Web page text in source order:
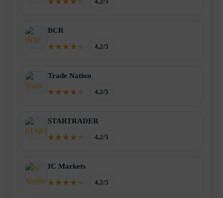
BCR
4,2/5
Trade Nation
4,2/5
STARTRADER
4,2/5
IC Markets
4,2/5